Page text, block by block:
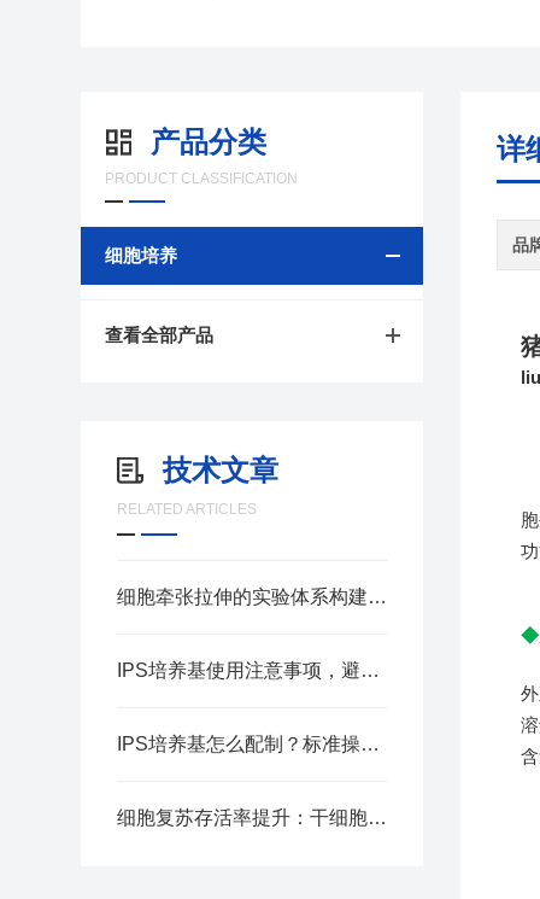
产品分类
PRODUCT CLASSIFICATION
细胞培养
查看全部产品
技术文章
RELATED ARTICLES
细胞牵张拉伸的实验体系构建要点
IPS培养基使用注意事项，避免菌落检测误差
IPS培养基怎么配制？标准操作步骤汇总
细胞复苏存活率提升：干细胞冻存液应用实操指南
详
品
◆